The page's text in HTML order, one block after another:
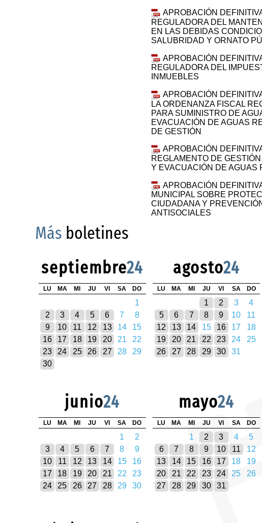
APROBACIÓN
REGULADORA DEL
EN LAS DEBIDAS
SALUBRIDAD Y ORNATO
APROBACIÓN
REGULADORA DEL
INMUEBLES
APROBACIÓN
LA ORDENANZA FISCAL
PARA SUMINISTRO DE
EVACUACIÓN DE AGUAS
DE GESTIÓN
APROBACIÓN
REGLAMENTO DE
Y EVACUACIÓN DE AGUAS
APROBACIÓN
MUNICIPAL SOBRE
CIUDADANA Y
ANTISOCIALES
Más boletines
septiembre24
LU MA MI JU VI SA DO
1
2
3 4 5 6 7
8
9
10 11 12 13 14
15
16
17 18 19 20 21
22
23
24 25 26 27 28
29
30
agosto24
LU MA MI JU VI SA DO
1 2 3
4
5
6 7 8 9 10
11
12
13 14 15 16 17
18
19
20 21 22 23 24
25
26
27 28 29 30 31
junio24
LU MA MI JU VI SA DO
1
2
3
4 5 6 7 8
9
10
11 12 13 14 15
16
17
18 19 20 21 22
23
24
25 26 27 28 29 30
mayo24
LU MA MI JU VI SA DO
1 2 3 4
5
6
7 8 9 10 11
12
13
14 15 16 17 18
19
20
21 22 23 24 25
26
27
28 29 30 31